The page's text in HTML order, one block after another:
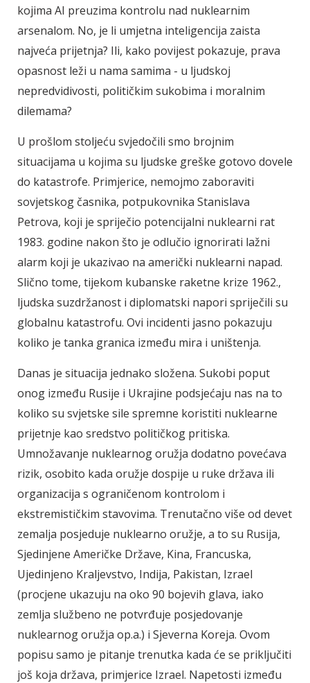
kojima AI preuzima kontrolu nad nuklearnim
arsenalom. No, je li umjetna inteligencija zaista
najveća prijetnja? Ili, kako povijest pokazuje, prava
opasnost leži u nama samima - u ljudskoj
nepredvidivosti, političkim sukobima i moralnim
dilemama?
U prošlom stoljeću svjedočili smo brojnim
situacijama u kojima su ljudske greške gotovo dovele
do katastrofe. Primjerice, nemojmo zaboraviti
sovjetskog časnika, potpukovnika Stanislava
Petrova, koji je spriječio potencijalni nuklearni rat
1983. godine nakon što je odlučio ignorirati lažni
alarm koji je ukazivao na američki nuklearni napad.
Slično tome, tijekom kubanske raketne krize 1962.,
ljudska suzdržanost i diplomatski napori spriječili su
globalnu katastrofu. Ovi incidenti jasno pokazuju
koliko je tanka granica između mira i uništenja.
Danas je situacija jednako složena. Sukobi poput
onog između Rusije i Ukrajine podsjećaju nas na to
koliko su svjetske sile spremne koristiti nuklearne
prijetnje kao sredstvo političkog pritiska.
Umnožavanje nuklearnog oružja dodatno povećava
rizik, osobito kada oružje dospije u ruke država ili
organizacija s ograničenom kontrolom i
ekstremističkim stavovima. Trenutačno više od devet
zemalja posjeduje nuklearno oružje, a to su Rusija,
Sjedinjene Američke Države, Kina, Francuska,
Ujedinjeno Kraljevstvo, Indija, Pakistan, Izrael
(procjene ukazuju na oko 90 bojevih glava, iako
zemlja službeno ne potvrđuje posjedovanje
nuklearnog oružja op.a.) i Sjeverna Koreja. Ovom
popisu samo je pitanje trenutka kada će se priključiti
još koja država, primjerice Izrael. Napetosti između